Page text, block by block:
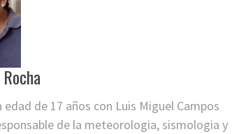
de 17 años con Luis Miguel Campos
de la meteorologia, sismologia y